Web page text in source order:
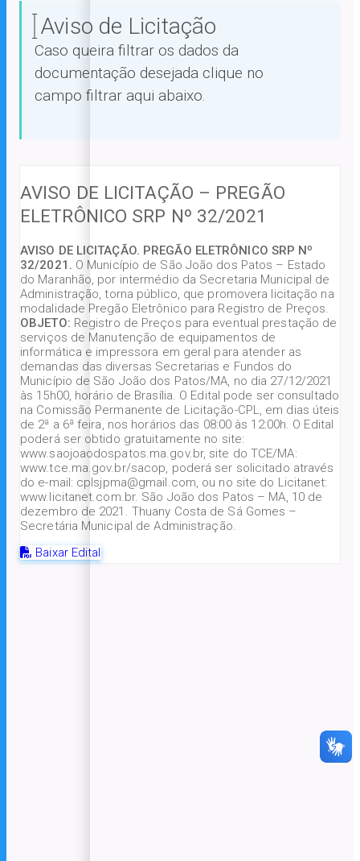
Aviso de Licitação
Caso queira filtrar os dados da
documentação desejada clique no
campo filtrar aqui abaixo.
AVISO DE LICITAÇÃO – PREGÃO
ELETRÔNICO SRP Nº 32/2021
AVISO DE LICITAÇÃO. PREGÃO ELETRÔNICO SRP Nº
32/2021. O Município de São João dos Patos – Estado
do Maranhão, por intermédio da Secretaria Municipal de
Administração, torna público, que promovera licitação na
modalidade Pregão Eletrônico para Registro de Preços.
OBJETO: Registro de Preços para eventual prestação de
serviços de Manutenção de equipamentos de
informática e impressora em geral para atender as
demandas das diversas Secretarias e Fundos do
Município de São João dos Patos/MA, no dia 27/12/2021
às 15h00, horário de Brasília. O Edital pode ser consultado
na Comissão Permanente de Licitação-CPL, em dias úteis
de 2ª a 6ª feira, nos horários das 08:00 às 12:00h. O Edital
poderá ser obtido gratuitamente no site:
www.saojoaodospatos.ma.gov.br, site do TCE/MA:
www.tce.ma.gov.br/sacop, poderá ser solicitado através
do e-mail: cplsjpma@gmail.com, ou no site do Licitanet:
www.licitanet.com.br. São João dos Patos – MA, 10 de
dezembro de 2021. Thuany Costa de Sá Gomes –
Secretária Municipal de Administração.
Baixar Edital